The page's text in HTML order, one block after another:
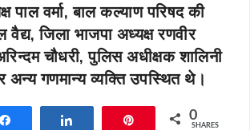
पाल वर्मा, बाल कल्याण परिषद की
वैद्य, जिला भाजपा अध्यक्ष रणवीर
चौधरी, पुलिस अधीक्षक शालिनी
अन्य गणमान्य व्यक्ति उपस्थित थे।
0
SHARES